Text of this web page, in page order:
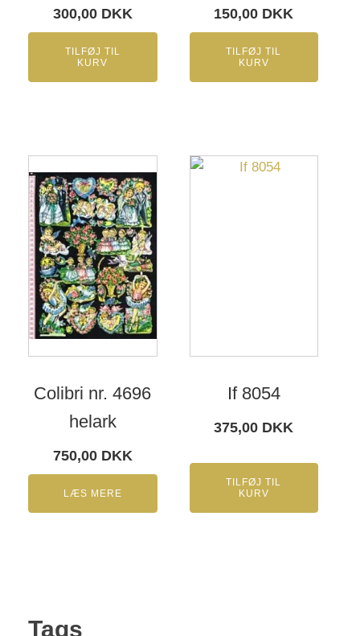
300,00 DKK
TILFØJ TIL
KURV
150,00 DKK
TILFØJ TIL
KURV
Colibri nr. 4696
helark
750,00 DKK
LÆS MERE
If 8054
375,00 DKK
TILFØJ TIL
KURV
Tags